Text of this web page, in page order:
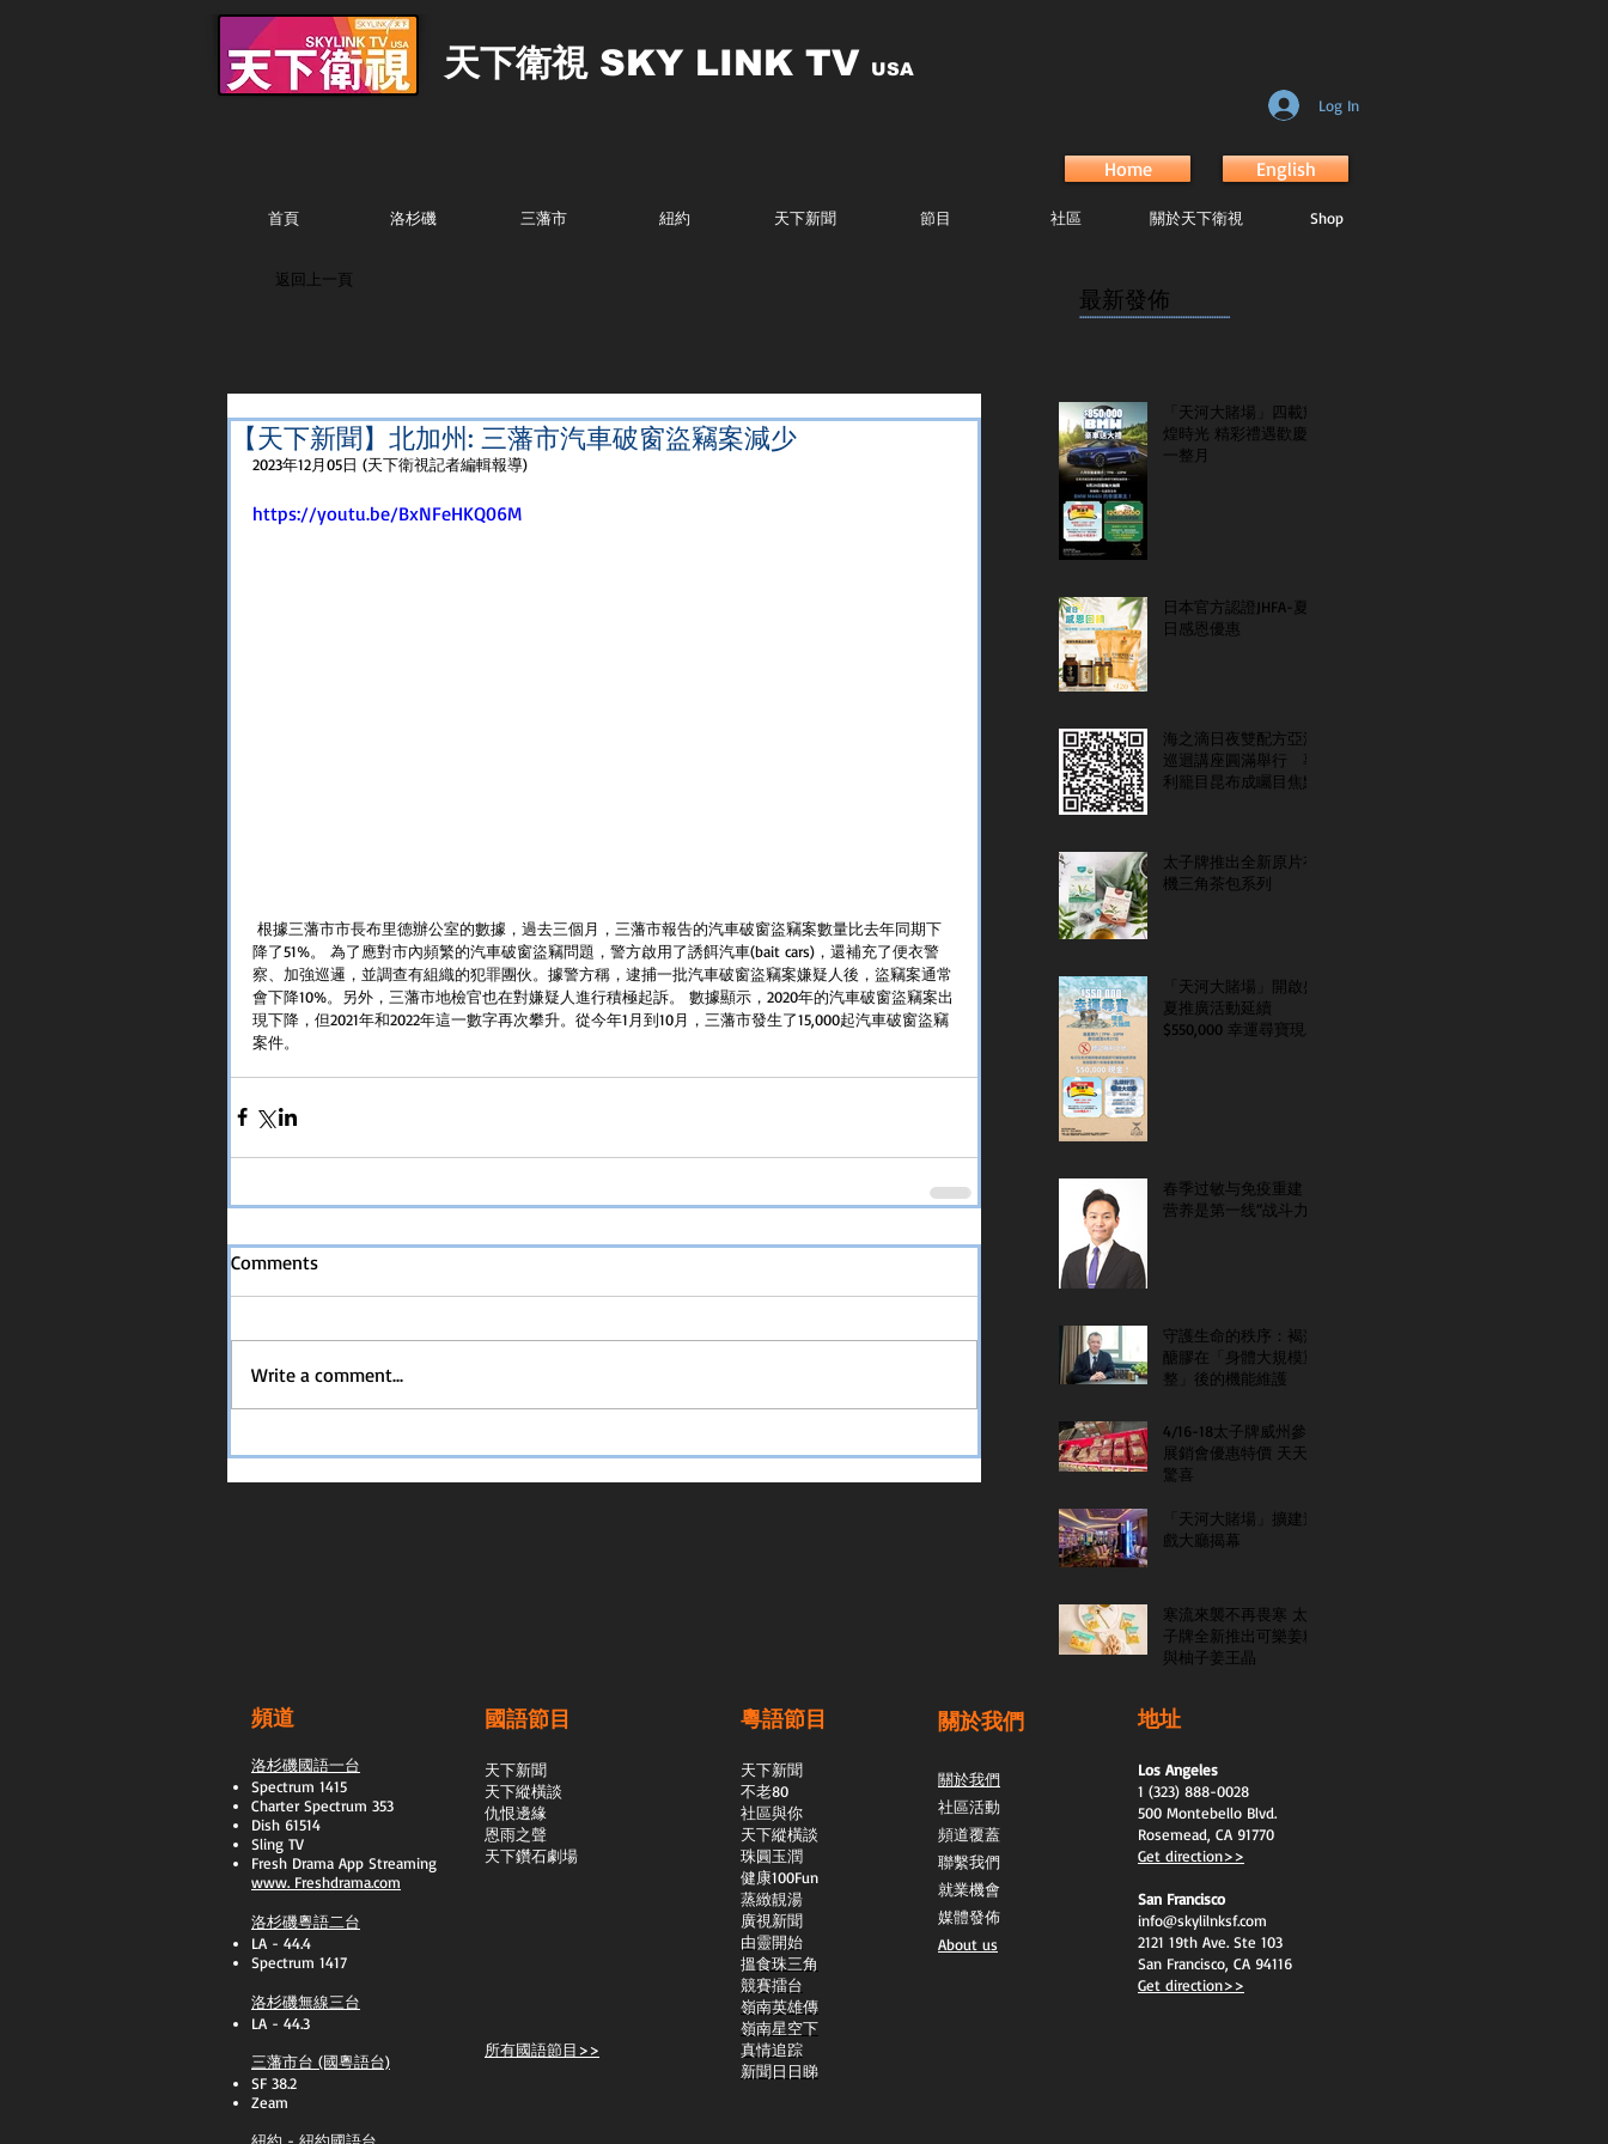
天下衛視SKY LINK TV USA
Log In
Home English
首頁 洛杉磯 三藩市 紐約 天下新聞 節目 社區 關於天下衛視 Shop
返回上一頁
【天下新聞】北加州: 三藩市汽車破窗盜竊案減少
2023年12月05日 (天下衛視記者編輯報導)
https://youtu.be/BxNFeHKQ06M
降了51%。 為了應對市內頻繁的汽車破窗盜竊問題，警方啟用了誘餌汽車(bait cars)，還補充了便衣警
察、加強巡邏，並調查有組織的犯罪團伙。據警方稱，逮捕一批汽車破窗盜竊案嫌疑人後，盜竊案通常
會下降10%。另外，三藩市地檢官也在對嫌疑人進行積極起訴。 數據顯示，2020年的汽車破窗盜竊案出
現下降，但2021年和2022年這一數字再次攀升。從今年1月到10月，三藩市發生了15,000起汽車破窗盜竊
案件。
Comments
Write a comment...
最新發佈
...............................................................
「天河大賭場」四載輝
煌時光 精彩禮遇歡慶
一整月
日本官方認證JHFA-夏
日感恩優惠
海之滴日夜雙配方亞洲
巡迴講座圓滿舉行 專
利籠目昆布成矚目焦點
太子牌推出全新原片有
機三角茶包系列
「天河大賭場」開啟盛
夏推廣活動延續
$550,000 幸運尋寶現金
春季过敏与免疫重建：
营养是第一线“战斗力”
守護生命的秩序：褐藻
醣膠在「身體大規模重
整」後的機能維護
4/16-18太子牌威州參
展銷會優惠特價 天天
驚喜
「天河大賭場」擴建遊
戲大廳揭幕
寒流來襲不再畏寒 太
子牌全新推出可樂姜糖
與柚子姜王晶
頻道
洛杉磯國語一台
Spectrum 1415
Charter Spectrum 353
Dish 61514
Sling TV
​Fresh Drama App Streaming
www. Freshdrama.com
洛杉磯粵語二台
LA - 44.4
Spectrum 1417
洛杉磯無線三台
LA - 44.3
三藩市台 (國粵語台)
SF 38.2
Zeam
國語節目
天下新聞
天下縱橫談
​仇恨邊緣
恩雨之聲
天下鑽石劇場
所有國語節目>>
粵語節目
天下新聞
不老80
社區與你
天下縱橫談
​珠圓玉潤
​健康100Fun
蒸緻靚湯
​廣視新聞
由靈開始
搵食珠三角
競賽擂台
嶺南英雄傳
嶺南星空下
真情追踪
新聞日日睇
關於我們
關於我們
社區活動
頻道覆蓋
聯繫我們
就業機會
媒體發佈
About us
地址
Los Angeles
1 (323) 888-0028
500 Montebello Blvd.
Rosemead, CA 91770
Get direction>>
San Francisco
info@skylilnksf.com
2121 19th Ave. Ste 103
San Francisco, CA 94116
Get direction>>